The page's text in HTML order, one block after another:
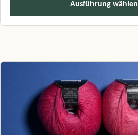
Ausführung wählen